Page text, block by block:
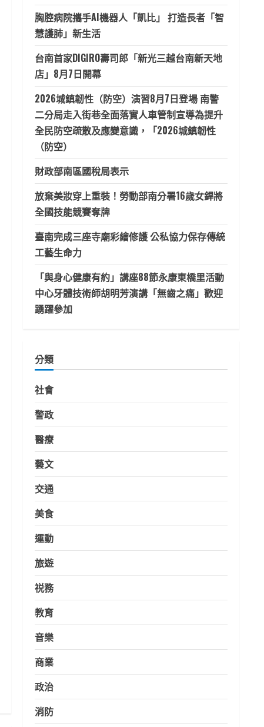
胸腔病院攜手AI機器人「凱比」 打造長者「智
慧護肺」新生活
台南首家DIGIRO壽司郎「新光三越台南新天地
店」8月7日開幕
2026城鎮韌性（防空）演習8月7日登場 南警
二分局走入街巷全面落實人車管制宣導為提升
全民防空疏散及應變意識，「2026城鎮韌性
（防空）
財政部南區國稅局表示
放棄美妝穿上重裝！勞動部南分署16歲女銲將
全國技能競賽奪牌
臺南完成三座寺廟彩繪修護 公私協力保存傳統
工藝生命力
「與身心健康有約」講座88節永康東橋里活動
中心牙體技術師胡明芳演講「無齒之痛」歡迎
踴躍參加
分類
社會
警政
醫療
藝文
交通
美食
運動
旅遊
祱務
教育
音樂
商業
政治
消防